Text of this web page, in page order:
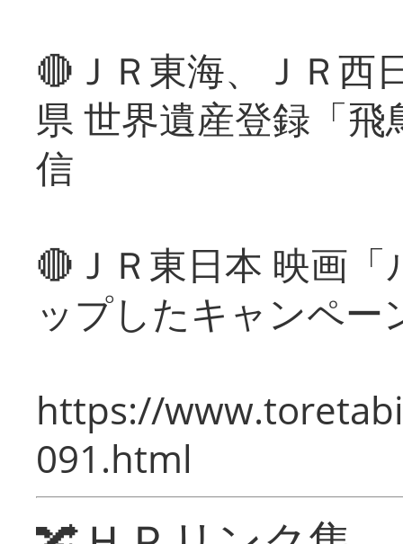
🔴ＪＲ東海、ＪＲ西
県 世界遺産登録「
信
🔴ＪＲ東日本 映画
ップしたキャンペー
https://
091.html